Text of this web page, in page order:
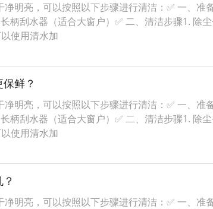
净明亮，可以按照以下步骤进行清洁：✅ 一、
柄刮水器（适合大窗户）✅ 二、清洁步骤1. 除
使用清水加
鲜？
净明亮，可以按照以下步骤进行清洁：✅ 一、
柄刮水器（适合大窗户）✅ 二、清洁步骤1. 除
使用清水加
净明亮，可以按照以下步骤进行清洁：✅ 一、